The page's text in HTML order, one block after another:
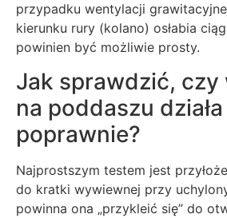
przypadku wentylacji
kierunku rury (kolano) osłabia
powinien być możliwie prosty.
Jak sprawdzić, czy
na poddaszu działa
poprawnie?
Najprostszym testem jest
do kratki wywiewnej przy
powinna ona „przykleić się” do